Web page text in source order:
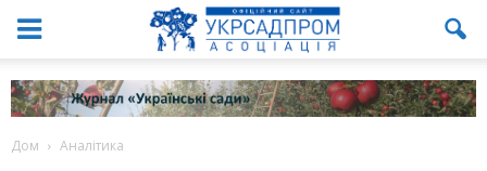
Дом Аналітика